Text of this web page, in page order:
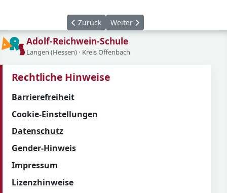
Vorheriger Beitrag: Panasonic Langen:
Zurück Nächster Beitrag: Ein neuer
Weiter
Adolf-Reichwein-Schule
Langen (Hessen) · Kreis Offenbach
Rechtliche Hinweise
Barrierefreiheit
Cookie-Einstellungen
Datenschutz
Gender-Hinweis
Impressum
Lizenzhinweise